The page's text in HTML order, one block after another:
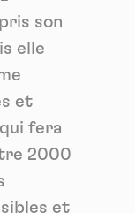
son
elle
et
fera
2000
et